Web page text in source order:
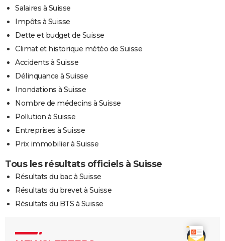
Salaires à Suisse
Impôts à Suisse
Dette et budget de Suisse
Climat et historique météo de Suisse
Accidents à Suisse
Délinquance à Suisse
Inondations à Suisse
Nombre de médecins à Suisse
Pollution à Suisse
Entreprises à Suisse
Prix immobilier à Suisse
Tous les résultats officiels à Suisse
Résultats du bac à Suisse
Résultats du brevet à Suisse
Résultats du BTS à Suisse